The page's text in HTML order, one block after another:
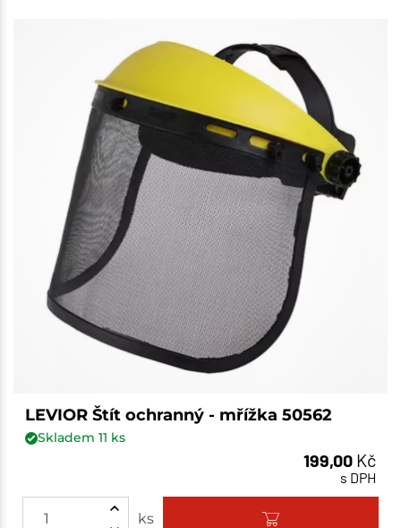
LEVIOR Štít ochranný - mřížka 50562
Skladem 11 ks
199,00 Kč
s DPH
ks